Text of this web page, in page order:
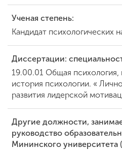
деятельность
Студенческая жизнь
Сведения об
образовательной
организации
Ученая степень:
Кандидат психологических
Диссертации:
19.00.01 Общая психология,
история психологии. «
развития лидерской
Другие должности,
руководство
Мининского университета